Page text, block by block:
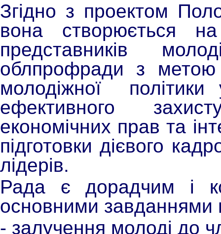
Згідно з проектом
вона створюється
представників
облпрофради з метою
молодіжної політики
ефективного
економічних прав та
підготовки дієвого
лідерів.
Рада є дорадчим і
основними завданнями
- залучення молоді до